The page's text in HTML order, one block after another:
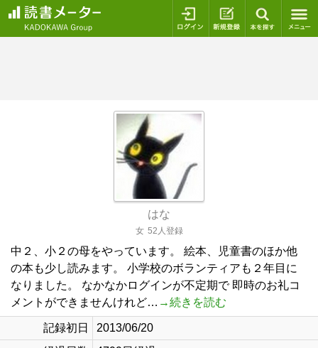
ログイン 新規登録
はな
女 52人登録
中２、小２の母をやっています。 絵本、児童書のほか他
の本も少し読みます。 小学校のボランティアも２年目に
なりました。 なかなかログインが不定期で 即時のお礼コ
メントができませんけれど… →続きを読む
記録初日
2013/06/20